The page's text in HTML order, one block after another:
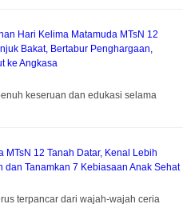
Hari Kelima Matamuda MTsN 12
Bakat, Bertabur Penghargaan,
ke Angkasa
keseruan dan edukasi selama
MTsN 12 Tanah Datar, Kenal Lebih
dan Tanamkan 7 Kebiasaan Anak Sehat
terpancar dari wajah-wajah ceria